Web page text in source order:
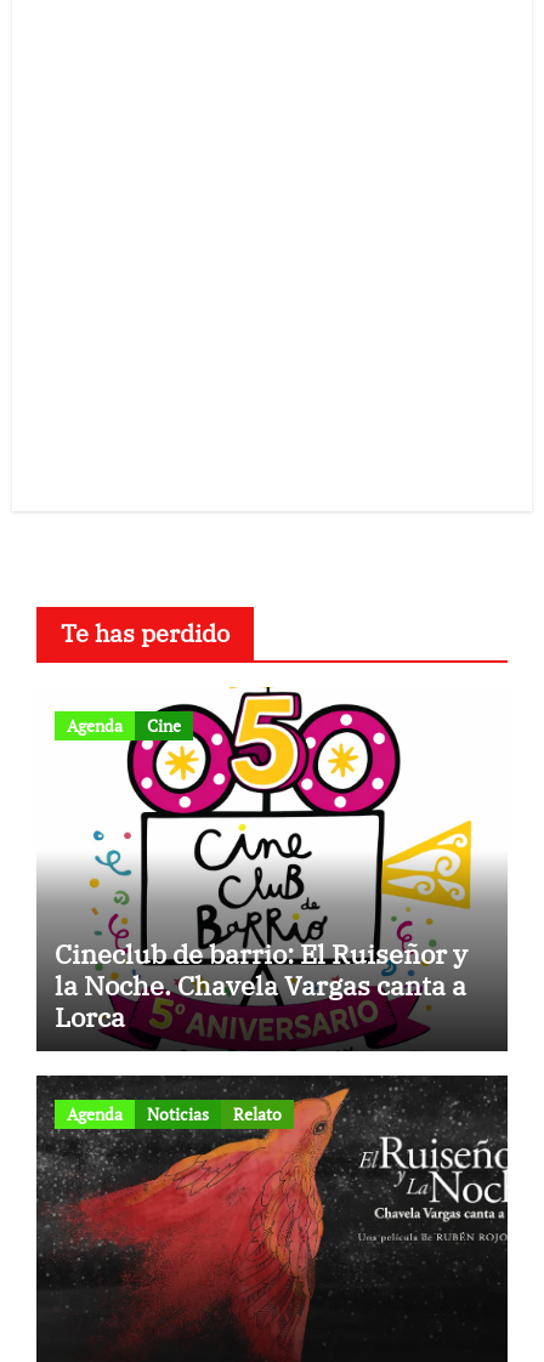
Te has perdido
Agenda Cine
Cineclub de barrio: El Ruiseñor y
la Noche. Chavela Vargas canta a
Lorca
Agenda Noticias Relato